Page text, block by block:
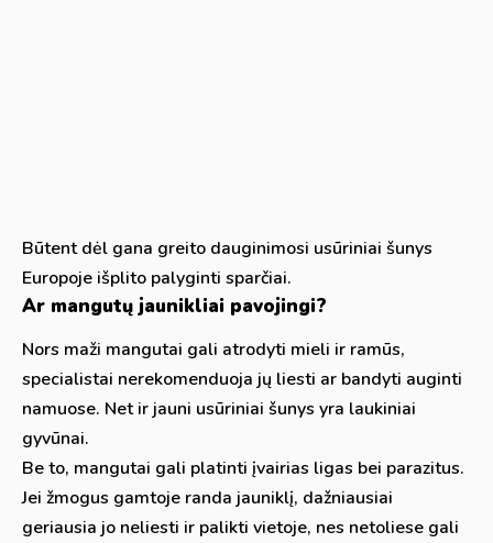
Būtent dėl gana greito dauginimosi usūriniai šunys
Europoje išplito palyginti sparčiai.
Ar mangutų jaunikliai pavojingi?
Nors maži mangutai gali atrodyti mieli ir ramūs,
specialistai nerekomenduoja jų liesti ar bandyti auginti
namuose. Net ir jauni usūriniai šunys yra laukiniai
gyvūnai.
Be to, mangutai gali platinti įvairias ligas bei parazitus.
Jei žmogus gamtoje randa jauniklį, dažniausiai
geriausia jo neliesti ir palikti vietoje, nes netoliese gali